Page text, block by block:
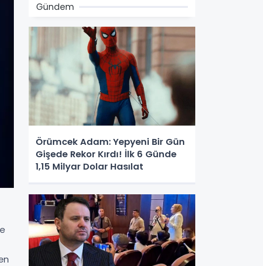
Gündem
Örümcek Adam: Yepyeni Bir Gün
Gişede Rekor Kırdı! İlk 6 Günde
1,15 Milyar Dolar Hasılat